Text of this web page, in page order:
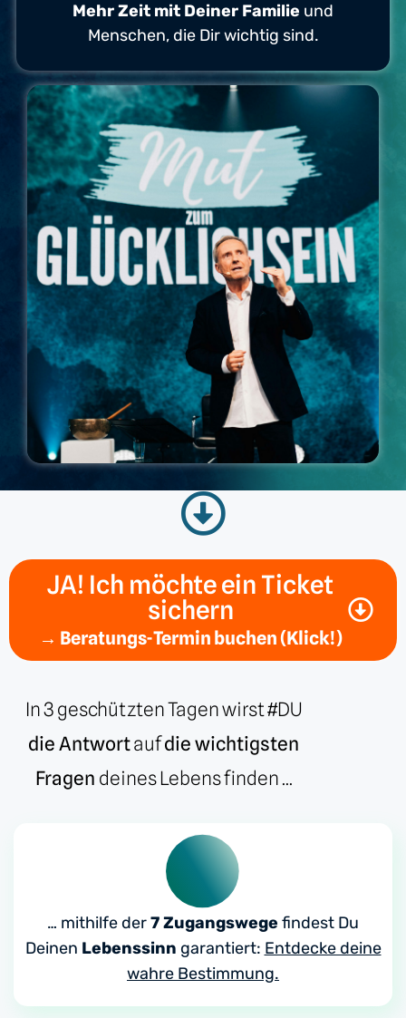
Mehr Zeit mit Deiner Familie und
Menschen, die Dir wichtig sind.
JA! Ich möchte ein Ticket
sichern
→ Beratungs-Termin buchen (Klick!)
In 3 geschützten Tagen wirst #DU
die Antwortaufdie wichtigsten
Fragen deines Lebens finden ...
… mithilfe der7 Zugangswege findest Du
Deinen Lebenssinn garantiert: Entdecke deine
wahre Bestimmung.